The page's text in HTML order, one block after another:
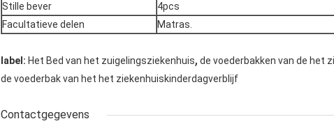
Stille bever
4pcs
Facultatieve delen
Matras.
label: Het Bed van het zuigelingsziekenhuis, de voederbakken van de het
de voederbak van het het ziekenhuiskinderdagverblijf
Contactgegevens